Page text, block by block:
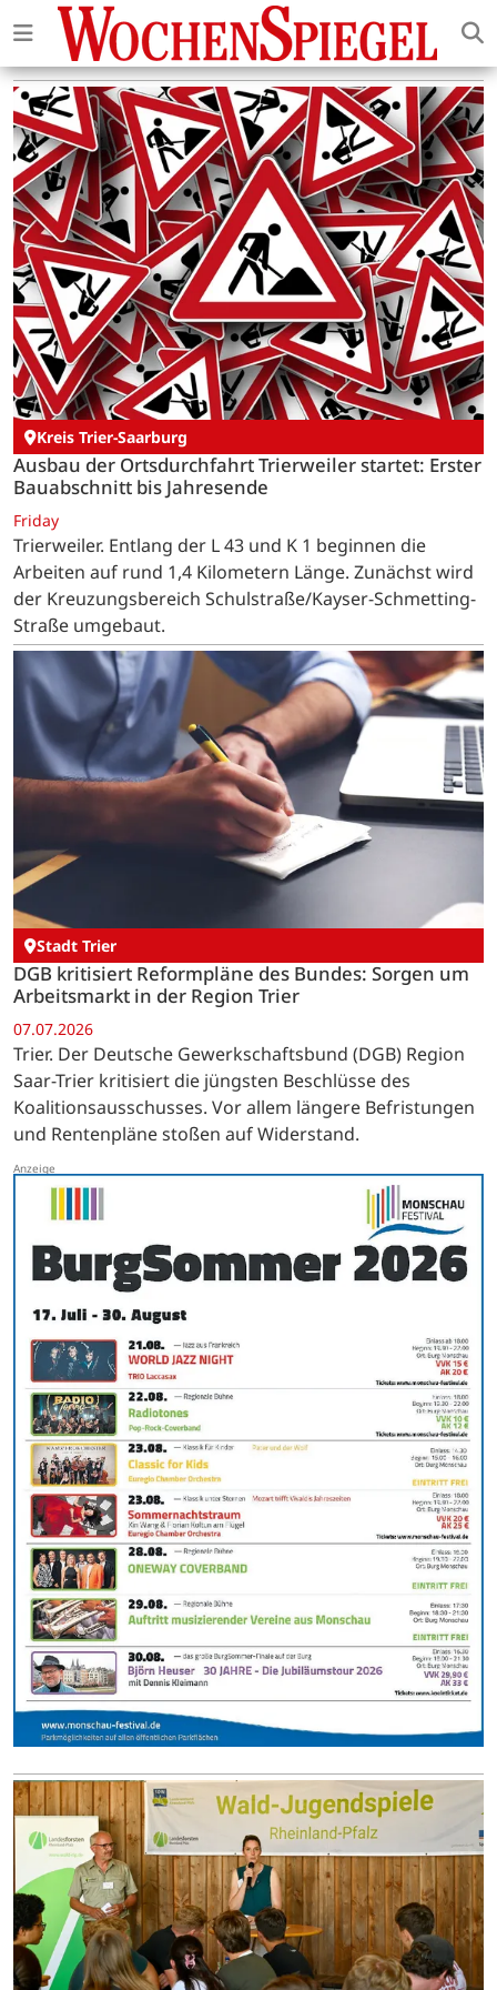
Kreis Trier-Saarburg
Ausbau der Ortsdurchfahrt Trierweiler startet: Erster
Bauabschnitt bis Jahresende
Friday
Trierweiler. Entlang der L 43 und K 1 beginnen die
Arbeiten auf rund 1,4 Kilometern Länge. Zunächst wird
der Kreuzungsbereich Schulstraße/Kayser-Schmetting-
Straße umgebaut.
Stadt Trier
DGB kritisiert Reformpläne des Bundes: Sorgen um
Arbeitsmarkt in der Region Trier
07.07.2026
Trier. Der Deutsche Gewerkschaftsbund (DGB) Region
Saar-Trier kritisiert die jüngsten Beschlüsse des
Koalitionsausschusses. Vor allem längere Befristungen
und Rentenpläne stoßen auf Widerstand.